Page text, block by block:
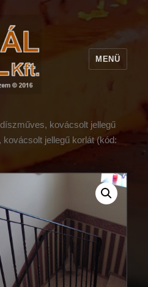
MENÜ
kovácsolt jellegű
jellegű korlát (kód: